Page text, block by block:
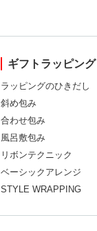
ギフトラッピング
ラッピングのひきだし
斜め包み
合わせ包み
風呂敷包み
リボンテクニック
ベーシックアレンジ
STYLE WRAPPING